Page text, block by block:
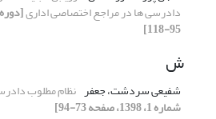
دادرسی ها در مراجع اختصاصی اداری
95-118]
ش
شفیعی سردشت، جعفر نظام مطلوب
شماره 1، 1398، صفحه 73-94]